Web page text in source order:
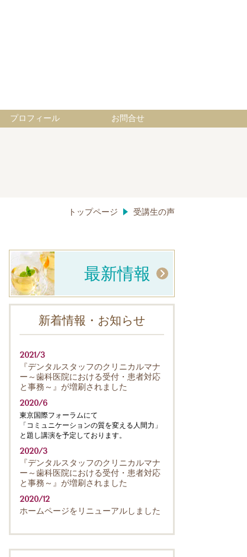
プロフィール お問合せ
トップページ 受講生の声
最新情報
新着情報・お知らせ
2021/3
『デンタルスタッフのクリニカルマナ
ー～歯科医院における受付・患者対応
と事務～』が増刷されました
2020/6
東京国際フォーラムにて
「コミュニケーションの質を変える人間力」
と題し講演を予定しております。
2020/3
『デンタルスタッフのクリニカルマナ
ー～歯科医院における受付・患者対応
と事務～』が増刷されました
2020/12
ホームページをリニューアルしました